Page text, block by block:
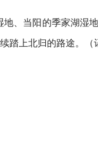
、当阳的季家湖湿
踏上北归的路途。（